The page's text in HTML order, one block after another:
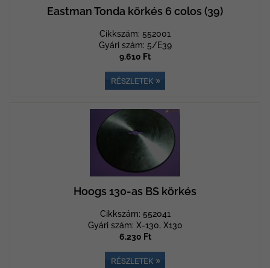
Eastman Tonda körkés 6 colos (39)
Cikkszám: 552001
Gyári szám: 5/E39
9.610 Ft
Hoogs 130-as BS körkés
Cikkszám: 552041
Gyári szám: X-130, X130
6.230 Ft